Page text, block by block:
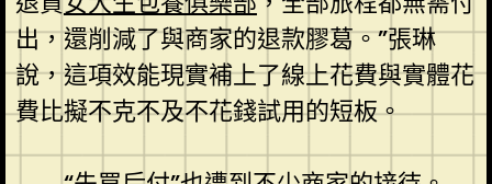
出，還削減了與商家的退款膠葛。”張琳
說，這項效能現實補上了線上花費與實體花
費比擬不克不及不花錢試用的短板。